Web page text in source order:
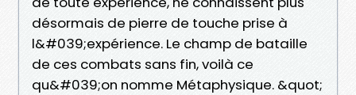
désormais de pierre de touche prise à
l&#039;expérience. Le champ de bataille
de ces combats sans fin, voilà ce
qu&#039;on nomme Métaphysique. &quot;